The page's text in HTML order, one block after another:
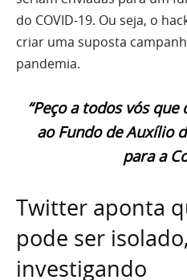
do COVID-19. Ou seja, o
criar uma suposta
pandemia.
“Peço a todos vós
ao Fundo de Auxílio
para a
Twitter aponta
pode ser
investigando